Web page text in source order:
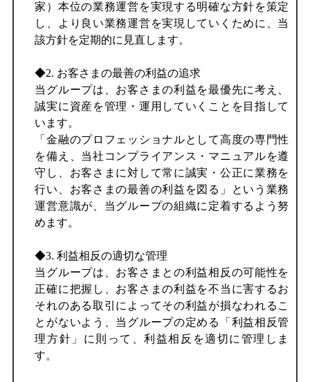
家）本位の業務運営を実現する明確な方針を策定
し、より良い業務運営を実現していくために、当
該方針を定期的に見直します。
◆2. お客さまの最善の利益の追求
当グループは、お客さまの利益を最優先に考え、
誠実に資産を管理・運用していくことを目指して
います。
「金融のプロフェッショナルとして高度の専門性
を備え、当社コンプライアンス・マニュアルを遵
守し、お客さまに対して常に誠実・公正に業務を
行い、お客さまの最善の利益を図る」という業務
運営意識が、当グループの組織に定着するよう努
めます。
◆3. 利益相反の適切な管理
当グループは、お客さまとの利益相反の可能性を
正確に把握し、お客さまの利益を不当に害するお
それのある取引によってその利益が損なわれるこ
とがないよう、当グループの定める「利益相反管
理方針」に則って、利益相反を適切に管理しま
す。